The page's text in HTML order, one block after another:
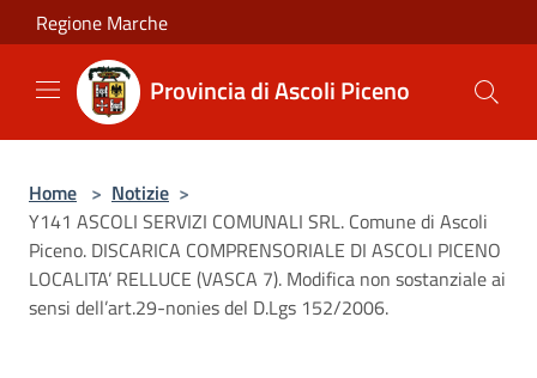
Salta al contenuto principale
Regione Marche
Provincia di Ascoli Piceno
Home > Notizie >
Y141 ASCOLI SERVIZI COMUNALI SRL. Comune di Ascoli
Piceno. DISCARICA COMPRENSORIALE DI ASCOLI PICENO
LOCALITA’ RELLUCE (VASCA 7). Modifica non sostanziale ai
sensi dell’art.29-nonies del D.Lgs 152/2006.